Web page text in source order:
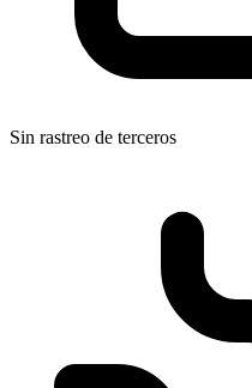
Sin rastreo de terceros